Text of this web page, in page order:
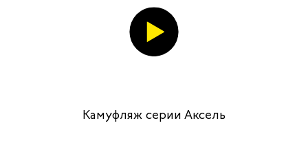
Камуфляж серии Аксель